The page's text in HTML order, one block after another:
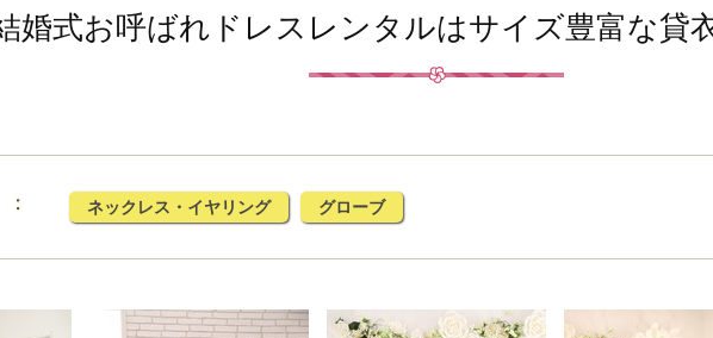
婚式お呼ばれドレスレンタルはサイズ豊富な貸
ネックレス・イヤリング グローブ